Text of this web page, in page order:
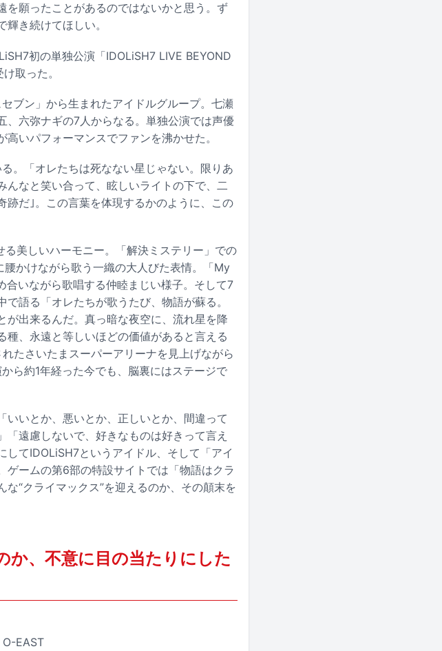
を願ったことがあるのではないかと思う。ず
き続けてほしい。
初の単独公演「IDOLiSH7 LIVE BEYOND
取った。
ブン」から生まれたアイドルグループ。七瀬
六弥ナギの7人からなる。単独公演では声優
いパフォーマンスでファンを沸かせた。
。「オレたちは死なない星じゃない。限りあ
なと笑い合って、眩しいライトの下で、二
跡だ｣。この言葉を体現するかのように、この
美しいハーモニー。「解決ミステリー」での
かけながら歌う一織の大人びた表情。「My
いながら歌唱する仲睦まじい様子。そして7
語る「オレたちが歌うたび、物語が蘇る。
出来るんだ。真っ暗な夜空に、流れ星を降
、永遠と等しいほどの価値があると言える
たさいたまスーパーアリーナを見上げながら
ら約1年経った今でも、脳裏にはステージで
いいとか、悪いとか、正しいとか、間違って
遠慮しないで、好きなものは好きって言え
てIDOLiSH7というアイドル、そして「アイ
ゲームの第6部の特設サイトでは「物語はクラ
“クライマックス”を迎えるのか、その顛末を
か、不意に目の当たりにした
EAST